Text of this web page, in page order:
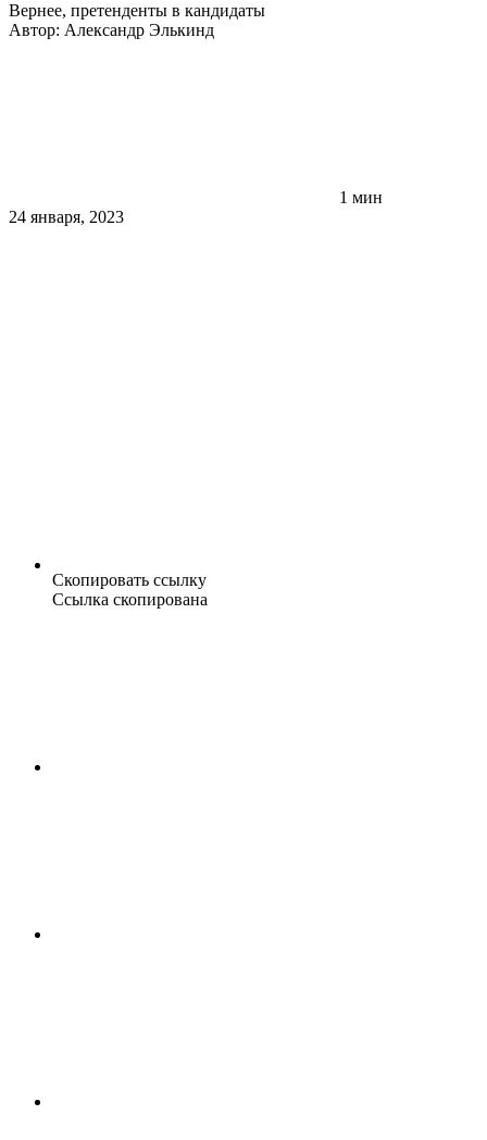
Вернее, претенденты в кандидаты
Автор: Александр Элькинд
1 мин
24 января, 2023
Скопировать ссылку
Ссылка скопирована